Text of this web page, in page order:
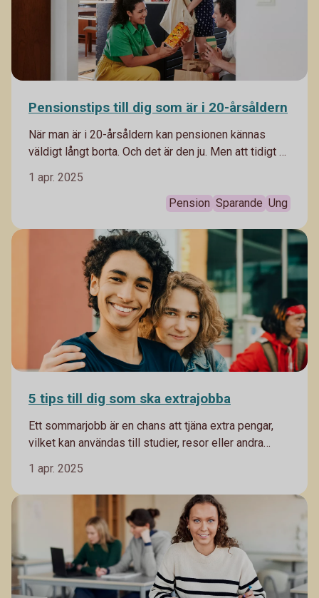
Pensionstips till dig som är i 20-årsåldern
När man är i 20-årsåldern kan pensionen kännas
väldigt långt borta. Och det är den ju. Men att tidigt ha
så god pensionärsekonomi som möjligt.
1 apr. 2025
Pension Sparande Ung
5 tips till dig som ska extrajobba
Ett sommarjobb är en chans att tjäna extra pengar,
vilket kan användas till studier, resor eller andra
sig värdet av pengar och utveckla goda ekonomiska
vanor tidigt i livet. Men det finns en del att tänka på
för unga som ska börja jobba. Vi har listat 5 saker att
1 apr. 2025